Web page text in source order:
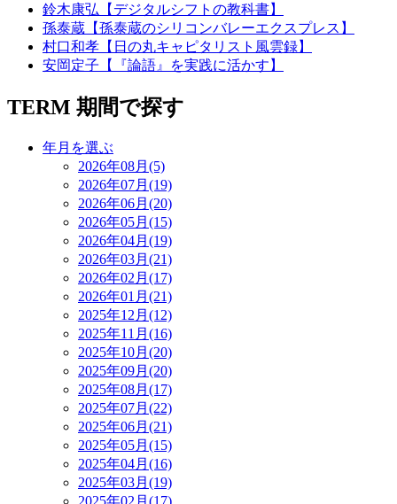
鈴木康弘【デジタルシフトの教科書】
孫泰蔵【孫泰蔵のシリコンバレーエクスプレス】
村口和孝【日の丸キャピタリスト風雲録】
安岡定子【『論語』を実践に活かす】
TERM 期間で探す
年月を選ぶ
2026年08月(5)
2026年07月(19)
2026年06月(20)
2026年05月(15)
2026年04月(19)
2026年03月(21)
2026年02月(17)
2026年01月(21)
2025年12月(12)
2025年11月(16)
2025年10月(20)
2025年09月(20)
2025年08月(17)
2025年07月(22)
2025年06月(21)
2025年05月(15)
2025年04月(16)
2025年03月(19)
2025年02月(17)